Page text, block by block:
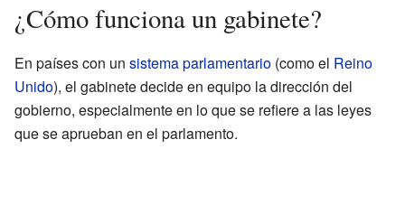
¿Cómo funciona un gabinete?
En países con un sistema parlamentario (como el Reino
Unido), el gabinete decide en equipo la dirección del
gobierno, especialmente en lo que se refiere a las leyes
que se aprueban en el parlamento.